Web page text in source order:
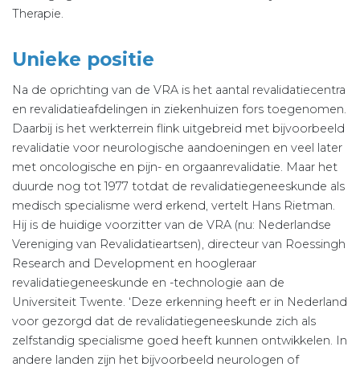
Therapie.
Unieke positie
Na de oprichting van de VRA is het aantal revalidatiecentra
en revalidatieafdelingen in ziekenhuizen fors toegenomen.
Daarbij is het werkterrein flink uitgebreid met bijvoorbeeld
revalidatie voor neurologische aandoeningen en veel later
met oncologische en pijn- en orgaanrevalidatie. Maar het
duurde nog tot 1977 totdat de revalidatiegeneeskunde als
medisch specialisme werd erkend, vertelt Hans Rietman.
Hij is de huidige voorzitter van de VRA (nu: Nederlandse
Vereniging van Revalidatieartsen), directeur van Roessingh
Research and Development en hoogleraar
revalidatiegeneeskunde en -technologie aan de
Universiteit Twente. ‘Deze erkenning heeft er in Nederland
voor gezorgd dat de revalidatiegeneeskunde zich als
zelfstandig specialisme goed heeft kunnen ontwikkelen. In
andere landen zijn het bijvoorbeeld neurologen of